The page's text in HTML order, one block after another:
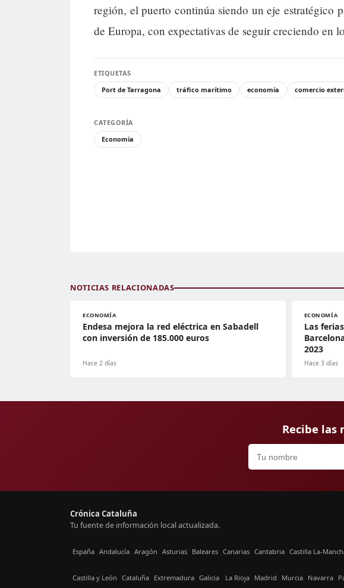
región, el puerto continúa siendo un eje estratégico
de Europa, con expectativas de seguir creciendo en
ETIQUETAS
Port de Tarragona
tráfico marítimo economía comercio
CATEGORÍA
Economía
NOTICIAS RELACIONADAS
ECONOMÍA
Endesa mejora la red eléctrica en Sabadell
con inversión de 185.000 euros
Hace 2 días
ECONOMÍA
Las
2023
Hace 3 días
Recibe las
Crónica Cataluña
Tu fuente de información local actualizada.
España Andalucía Aragón Asturias Baleares Canarias Cantabria Castilla La-
Castilla y León Cataluña Extremadura Galicia La Rioja Madrid Murcia Navarra